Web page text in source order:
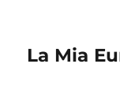
La Mia